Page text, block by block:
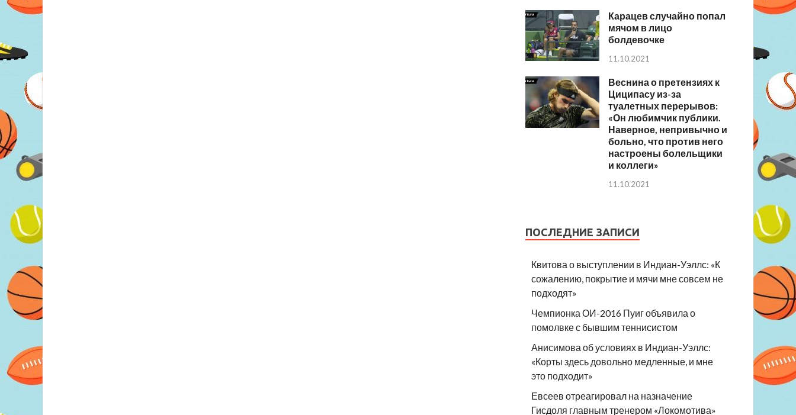
Карацев случайно попал
мячом в лицо
болдевочке
11.10.2021
Веснина о претензиях к
Циципасу из-за
туалетных перерывов:
«Он любимчик публики.
Наверное, непривычно и
больно, что против него
настроены болельщики
и коллеги»
11.10.2021
ПОСЛЕДНИЕ ЗАПИСИ
Квитова о выступлении в Индиан-Уэллс: «К
сожалению, покрытие и мячи мне совсем не
подходят»
Чемпионка ОИ-2016 Пуиг объявила о
помолвке с бывшим теннисистом
Анисимова об условиях в Индиан-Уэллс:
«Корты здесь довольно медленные, и мне
это подходит»
Евсеев отреагировал на назначение
Гисдоля главным тренером «Локомотива»